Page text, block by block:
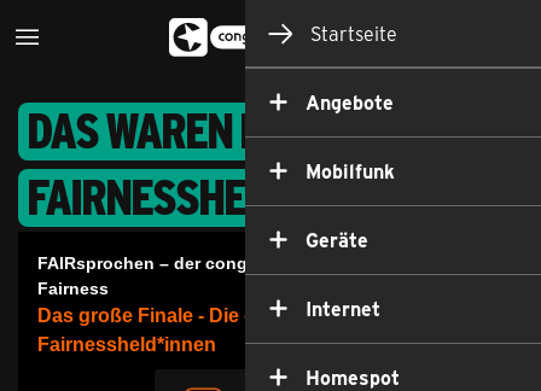
Startseite
Angebote
Mobilfunk
Geräte
Internet
Homespot
Das waren die congstar
Fairnessheld*innen 2024